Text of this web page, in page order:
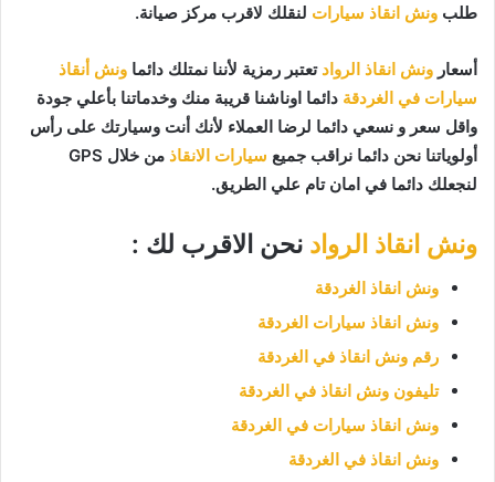
طلب ونش انقاذ سيارات لنقلك لاقرب مركز صيانة.
أسعار ونش انقاذ الرواد تعتبر رمزية لأننا نمتلك دائما ونش أنقاذ
سيارات في الغردقة دائما اوناشنا قريبة منك وخدماتنا بأعلي جودة
واقل سعر و نسعي دائما لرضا العملاء لأنك أنت وسيارتك على رأس
أولوياتنا نحن دائما نراقب جميع سيارات الانقاذ
من خلال GPS
لنجعلك دائما في امان تام علي الطريق.
ونش انقاذ الرواد نحن الاقرب لك :
ونش انقاذ الغردقة
ونش انقاذ سيارات الغردقة
رقم ونش انقاذ في الغردقة
تليفون ونش انقاذ في الغردقة
ونش انقاذ سيارات في الغردقة
ونش انقاذ في الغردقة